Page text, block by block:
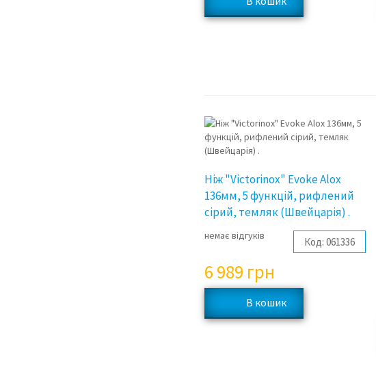
Ніж "Victorinox" Evoke Alox
136мм, 5 функцій, рифлений
сірий, темляк (Швейцарія) .
немає відгуків Код: 061336
6 989 грн